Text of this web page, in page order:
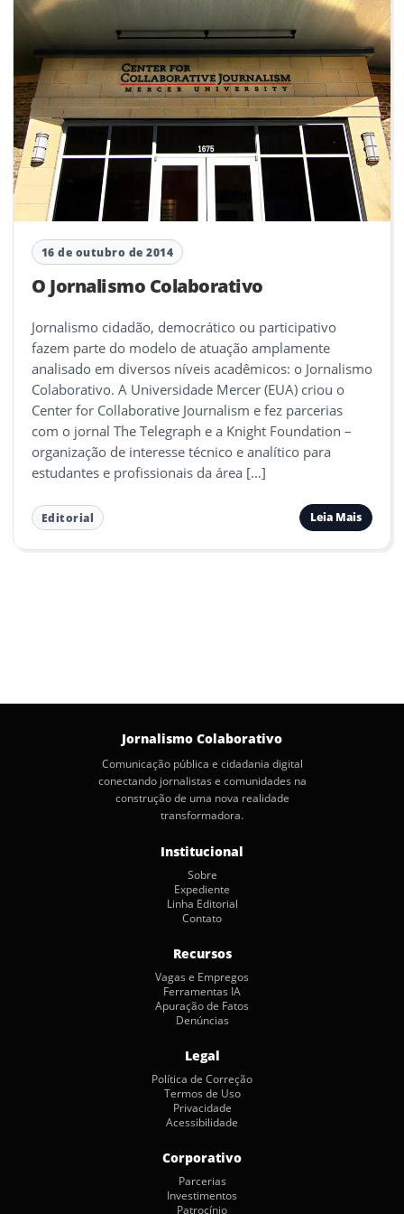
16 de outubro de 2014
O Jornalismo Colaborativo
Jornalismo cidadão, democrático ou participativo
fazem parte do modelo de atuação amplamente
analisado em diversos níveis acadêmicos: o Jornalismo
Colaborativo. A Universidade Mercer (EUA) criou o
Center for Collaborative Journalism e fez parcerias
com o jornal The Telegraph e a Knight Foundation –
organização de interesse técnico e analítico para
estudantes e profissionais da área […]
Editorial Leia Mais
Jornalismo Colaborativo
Comunicação pública e cidadania digital
conectando jornalistas e comunidades na
construção de uma nova realidade
transformadora.
Institucional
Sobre
Expediente
Linha Editorial
Contato
Recursos
Vagas e Empregos
Ferramentas IA
Apuração de Fatos
Denúncias
Legal
Política de Correção
Termos de Uso
Privacidade
Acessibilidade
Corporativo
Parcerias
Investimentos
Patrocínio